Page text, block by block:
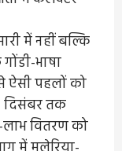
में नहीं बल्कि
भाषा
ऐसी पहलों को
दिसंबर तक
वितरण को